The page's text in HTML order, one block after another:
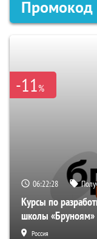
Промокод
-11%
06:22:28
Курсы по
школы «Бруноям»
Россия